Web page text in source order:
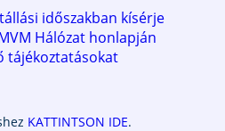
időszakban kísérje
Hálózat honlapján
tájékoztatásokat
KATTINTSON IDE.